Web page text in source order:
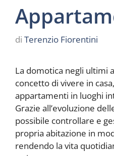
di Terenzio Fiorentini
La domotica negli ultimi
concetto di vivere in
appartamenti in luoghi
Grazie all’evoluzione
possibile controllare e
propria abitazione in
rendendo la vita